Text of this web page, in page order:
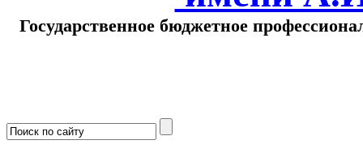
Государственное бюджетное